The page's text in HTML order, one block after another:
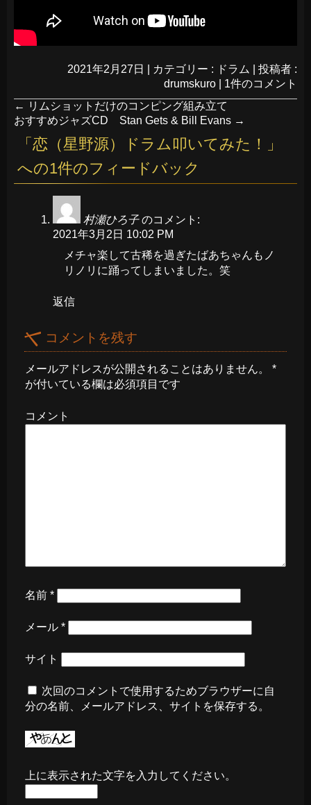
2021年2月27日 カテゴリー : ドラム
投稿者 :
drumskuro
1件のコメント
← リムショットだけのコンピング組み立て
おすすめジャズCD Stan Gets & Bill Evans →
「 恋（星野源）ドラム叩いてみた！
」
への1件のフィードバック
村瀬ひろ子 のコメント:
2021年3月2日 10:02 PM
メチャ楽して古稀を過ぎたばあちゃんもノ
リノリに踊ってしまいました。笑
返信
コメントを残す
メールアドレスが公開されることはありません。
*
が付いている欄は必須項目です
コメント
名前 *
メール *
サイト
次回のコメントで使用するためブラウザーに自
分の名前、メールアドレス、サイトを保存する。
上に表示された文字を入力してください。